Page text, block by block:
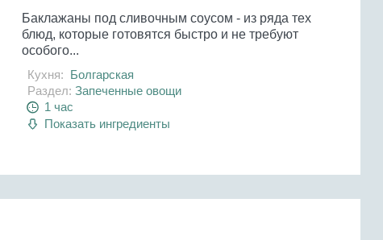
Баклажаны под сливочным соусом - из ряда тех
блюд, которые готовятся быстро и не требуют
особого...
Кухня: Болгарская
Раздел: Запеченные овощи
1 час
Показать ингредиенты